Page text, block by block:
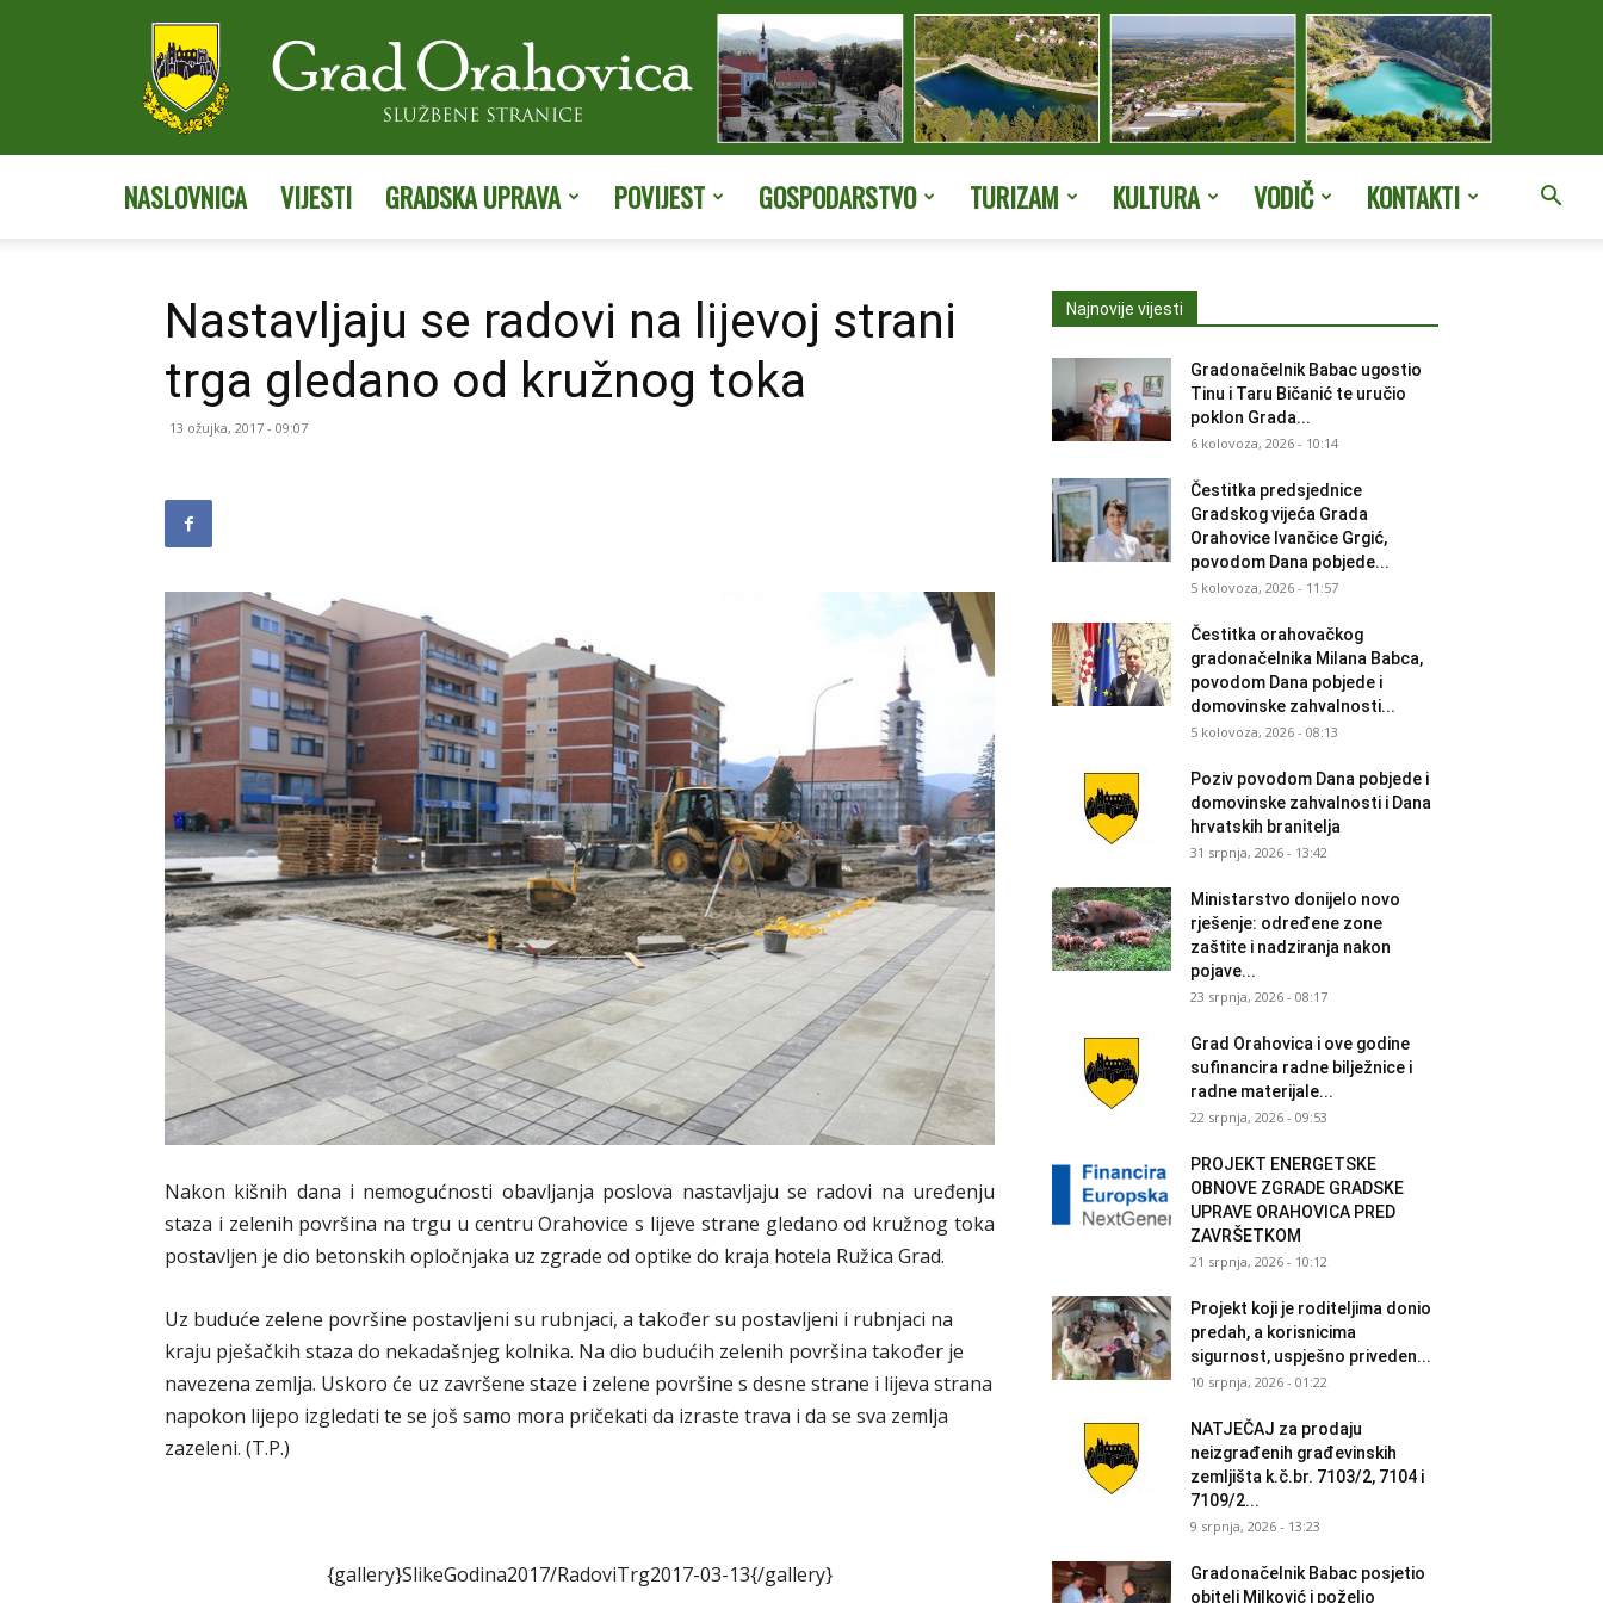
stranice
Orahovice
NASLOVNICA VIJESTI GRADSKA UPRAVA POVIJEST GOSPODARSTVO TURIZAM KULTURA VODIČ KONTAKTI
Nastavljaju se radovi na lijevoj strani
trga gledano od kružnog toka
13 ožujka, 2017 - 09:07
Nakon kišnih dana i nemogućnosti obavljanja poslova nastavljaju se radovi na uređenju
staza i zelenih površina na trgu u centru Orahovice s lijeve strane gledano od kružnog toka
postavljen je dio betonskih opločnjaka uz zgrade od optike do kraja hotela Ružica Grad.
Uz buduće zelene površine postavljeni su rubnjaci, a također su postavljeni i rubnjaci na
kraju pješačkih staza do nekadašnjeg kolnika. Na dio budućih zelenih površina također je
navezena zemlja. Uskoro će uz završene staze i zelene površine s desne strane i lijeva strana
napokon lijepo izgledati te se još samo mora pričekati da izraste trava i da se sva zemlja
zazeleni. (T.P.)
{gallery}SlikeGodina2017/RadoviTrg2017-03-13{/gallery}
Najnovije vijesti
Gradonačelnik Babac ugostio
Tinu i Taru Bičanić te uručio
poklon Grada...
6 kolovoza, 2026 - 10:14
Čestitka predsjednice
Gradskog vijeća Grada
Orahovice Ivančice Grgić,
povodom Dana pobjede...
5 kolovoza, 2026 - 11:57
Čestitka orahovačkog
gradonačelnika Milana Babca,
povodom Dana pobjede i
domovinske zahvalnosti...
5 kolovoza, 2026 - 08:13
Poziv povodom Dana pobjede i
domovinske zahvalnosti i Dana
hrvatskih branitelja
31 srpnja, 2026 - 13:42
Ministarstvo donijelo novo
rješenje: određene zone
zaštite i nadziranja nakon
pojave...
23 srpnja, 2026 - 08:17
Grad Orahovica i ove godine
sufinancira radne bilježnice i
radne materijale...
22 srpnja, 2026 - 09:53
PROJEKT ENERGETSKE
OBNOVE ZGRADE GRADSKE
UPRAVE ORAHOVICA PRED
ZAVRŠETKOM
21 srpnja, 2026 - 10:12
Projekt koji je roditeljima donio
predah, a korisnicima
sigurnost, uspješno priveden...
10 srpnja, 2026 - 01:22
NATJEČAJ za prodaju
neizgrađenih građevinskih
zemljišta k.č.br. 7103/2, 7104 i
7109/2...
9 srpnja, 2026 - 13:23
Gradonačelnik Babac posjetio
obitelj Milković i poželio